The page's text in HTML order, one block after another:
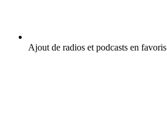
Ajout de radios et podcasts en favoris